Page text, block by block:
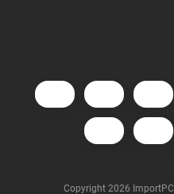
Copyright 2026 ImportPC